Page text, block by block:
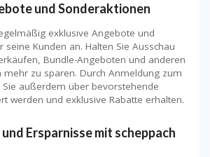
und Sonderaktionen
exklusive Angebote und
Kunden an. Halten Sie Ausschau
Bundle-Angeboten und anderen
zu sparen. Durch Anmeldung zum
außerdem über bevorstehende
werden und exklusive Rabatte erhalten.
Ersparnisse mit scheppach